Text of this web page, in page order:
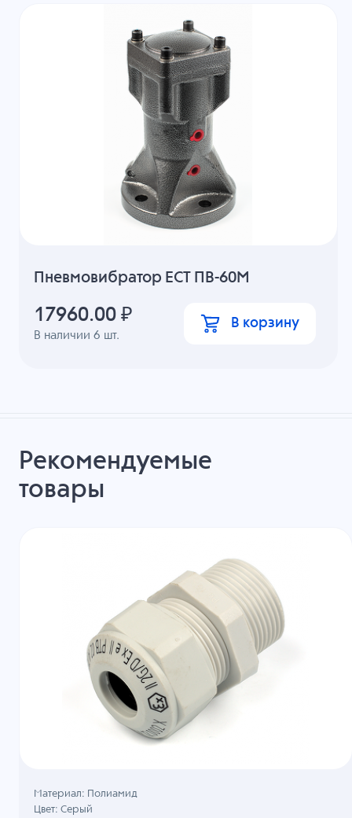
Пневмовибратор ECT ПВ-60М
В наличии6 шт.
17960.00 ₽ В корзину
Рекомендуемые
товары
Материал: Полиамид
Цвет: Серый